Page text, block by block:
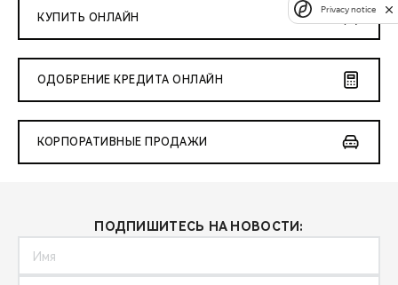
КУПИТЬ ОНЛАЙН
ОДОБРЕНИЕ КРЕДИТА ОНЛАЙН
КОРПОРАТИВНЫЕ ПРОДАЖИ
ПОДПИШИТЕСЬ НА НОВОСТИ:
Privacy notice